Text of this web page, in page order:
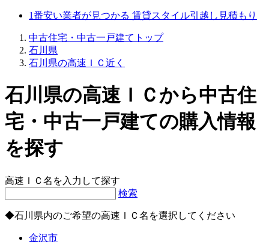
1番安い業者が見つかる 賃貸スタイル引越し見積もり
中古住宅・中古一戸建てトップ
石川県
石川県の高速ＩＣ近く
石川県の高速ＩＣから中古住
宅・中古一戸建ての購入情報
を探す
高速ＩＣ名を入力して探す
検索
◆石川県内のご希望の高速ＩＣ名を選択してください
金沢市